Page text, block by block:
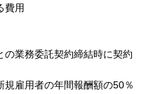
費用
業務委託契約締結時に契約
雇用者の年間報酬額の50％